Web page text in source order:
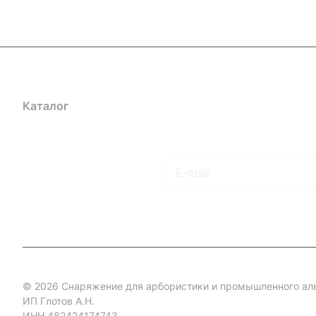
Каталог
© 2026 Снаряжение для арбористики и промышленного
ИП Глотов А.Н.